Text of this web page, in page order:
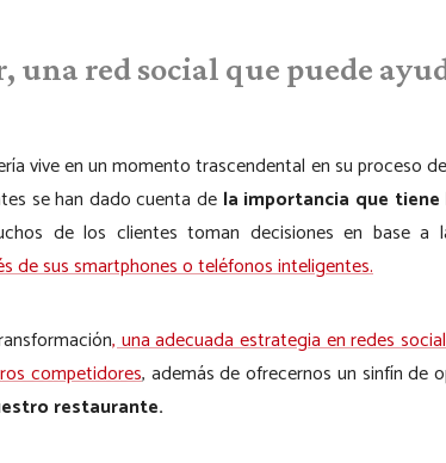
una red social que puede
vive en un momento trascendental en su proceso
se han dado cuenta de la importancia que
de los clientes toman decisiones en base a
de sus smartphones o teléfonos inteligentes.
, una adecuada estrategia en redes
competidores, además de ofrecernos un sinfín de
restaurante.